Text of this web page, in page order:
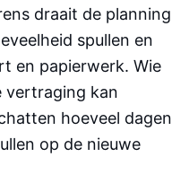
draait de planning
spullen en
en papierwerk. Wie
vertraging kan
hoeveel dagen
op de nieuwe